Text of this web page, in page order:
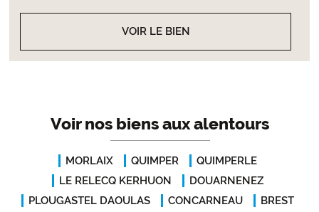
VOIR LE BIEN
Voir nos biens aux alentours
MORLAIX QUIMPER
QUIMPERLE
LE RELECQ KERHUON
DOUARNENEZ
PLOUGASTEL DAOULAS
CONCARNEAU
BREST